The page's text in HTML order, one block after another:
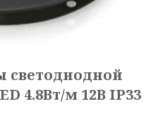
светодиодной
4.8Вт/м 12В IP33